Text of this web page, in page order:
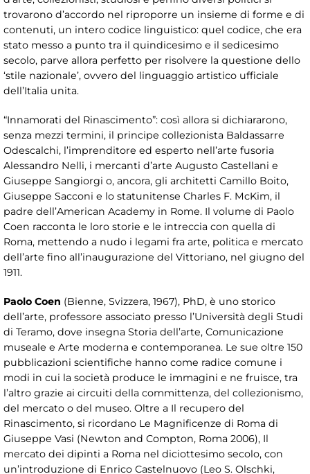
trovarono d’accordo nel riproporre un insieme di forme e di
contenuti, un intero codice linguistico: quel codice, che era
stato messo a punto tra il quindicesimo e il sedicesimo
secolo, parve allora perfetto per risolvere la questione dello
‘stile nazionale’, ovvero del linguaggio artistico ufficiale
dell’Italia unita.
“Innamorati del Rinascimento”: così allora si dichiararono,
senza mezzi termini, il principe collezionista Baldassarre
Odescalchi, l’imprenditore ed esperto nell’arte fusoria
Alessandro Nelli, i mercanti d’arte Augusto Castellani e
Giuseppe Sangiorgi o, ancora, gli architetti Camillo Boito,
Giuseppe Sacconi e lo statunitense Charles F. McKim, il
padre dell’American Academy in Rome. Il volume di Paolo
Coen racconta le loro storie e le intreccia con quella di
Roma, mettendo a nudo i legami fra arte, politica e mercato
dell’arte fino all’inaugurazione del Vittoriano, nel giugno del
1911.
Paolo Coen (Bienne, Svizzera, 1967), PhD, è uno storico
dell’arte, professore associato presso l’Università degli Studi
di Teramo, dove insegna Storia dell’arte, Comunicazione
museale e Arte moderna e contemporanea. Le sue oltre 150
pubblicazioni scientifiche hanno come radice comune i
modi in cui la società produce le immagini e ne fruisce, tra
l’altro grazie ai circuiti della committenza, del collezionismo,
del mercato o del museo. Oltre a Il recupero del
Rinascimento, si ricordano Le Magnificenze di Roma di
Giuseppe Vasi (Newton and Compton, Roma 2006), Il
mercato dei dipinti a Roma nel diciottesimo secolo, con
un’introduzione di Enrico Castelnuovo (Leo S. Olschki,